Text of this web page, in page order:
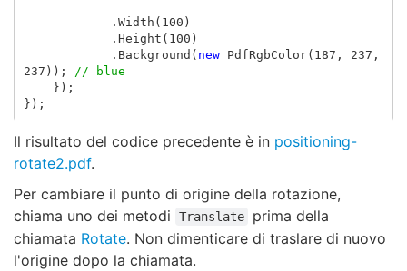
. Width ( 100 )
. Height ( 100 )
. Background ( new PdfRgbColor( 187 , 237 ,
237 ));
// blue
});
});
Il risultato del codice precedente è in positioning-
rotate2.pdf.
Per cambiare il punto di origine della rotazione,
chiama uno dei metodi
Translate
prima della
chiamata Rotate. Non dimenticare di traslare di nuovo
l'origine dopo la chiamata.